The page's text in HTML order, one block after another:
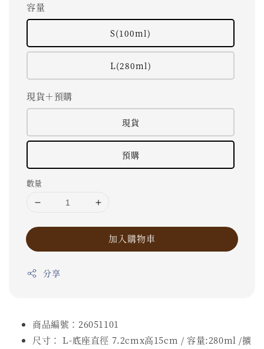
容量
S(100ml)
L(280ml)
現貨＋預購
現貨
預購
數量
加入購物車
分享
商品編號：26051101
尺寸： L-底座直徑 7.2cmx高15cm / 容量:280ml /擴